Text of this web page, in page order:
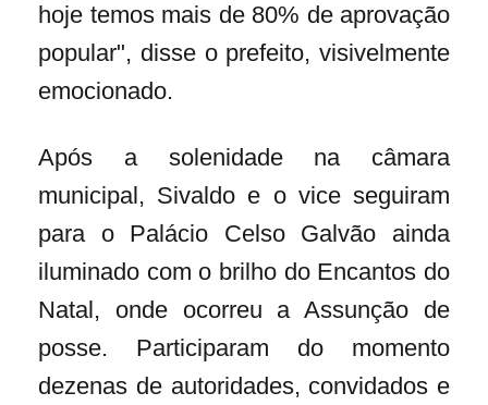
hoje temos mais de 80% de aprovação
popular", disse o prefeito, visivelmente
emocionado.
Após a solenidade na câmara
municipal, Sivaldo e o vice seguiram
para o Palácio Celso Galvão ainda
iluminado com o brilho do Encantos do
Natal, onde ocorreu a Assunção de
posse. Participaram do momento
dezenas de autoridades, convidados e